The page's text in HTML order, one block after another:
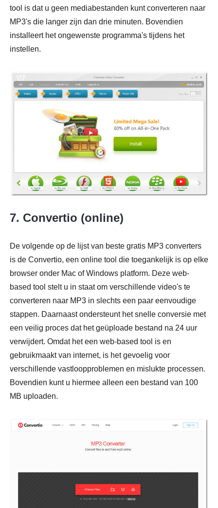
tool is dat u geen mediabestanden kunt converteren naar
MP3's die langer zijn dan drie minuten. Bovendien
installeert het ongewenste programma's tijdens het
instellen.
7. Convertio (online)
De volgende op de lijst van beste gratis MP3 converters
is de Convertio, een online tool die toegankelijk is op elke
browser onder Mac of Windows platform. Deze web-
based tool stelt u in staat om verschillende video's te
converteren naar MP3 in slechts een paar eenvoudige
stappen. Daarnaast ondersteunt het snelle conversie met
een veilig proces dat het geüploade bestand na 24 uur
verwijdert. Omdat het een web-based tool is en
gebruikmaakt van internet, is het gevoelig voor
verschillende vastloopproblemen en mislukte processen.
Bovendien kunt u hiermee alleen een bestand van 100
MB uploaden.